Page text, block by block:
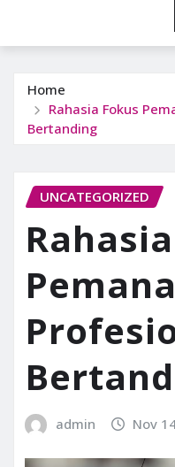
Home
Rahasia Fokus
Bertanding
UNCATEGORIZED
admin Nov